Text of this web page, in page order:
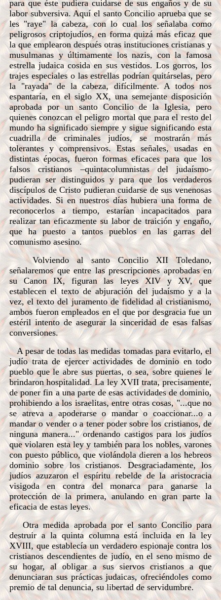
para que éste pudiera cuidarse de sus engaños y de su
labor subversiva. Aquí el santo Concilio aprueba que se
les "raye" la cabeza, con lo cual los señalaba como
peligrosos criptojudíos, en forma quizá más eficaz que
la que emplearon después otras instituciones cristianas y
musulmanas y últimamente los nazis, con la famosa
estrella judaica cosida en sus vestidos. Los gorros, los
trajes especiales o las estrellas podrían quitárselas, pero
la "rayada" de la cabeza, difícilmente. A todos nos
espantaría, en el siglo XX, una semejante disposición
aprobada por un santo Concilio de la Iglesia, pero
quienes conozcan el peligro mortal que para el resto del
mundo ha significado siempre y sigue significando esta
cuadrilla de criminales judíos, se mostrarán más
tolerantes y comprensivos. Estas señales, usadas en
distintas épocas, fueron formas eficaces para que los
falsos cristianos –quintacolumnistas del judaísmo-
pudieran ser distinguidos y para que los verdaderos
discípulos de Cristo pudieran cuidarse de sus venenosas
actividades. Si en nuestros días hubiera una forma de
reconocerlos a tiempo, estarían incapacitados para
realizar tan eficazmente su labor de traición y engaño,
que ha puesto a tantos pueblos en las garras del
comunismo asesino.
Volviendo al santo Concilio XII Toledano,
señalaremos que entre las prescripciones aprobadas en
su Canon IX, figuran las leyes XIV y XV, que
establecen el texto de abjuración del judaísmo y a la
vez, el texto del juramento de fidelidad al cristianismo,
ambos fueron empleados en el que por desgracia fue un
estéril intento de asegurar la sinceridad de esas falsas
conversiones.
A pesar de todas las medidas tomadas para evitarlo, el
judío trata de ejercer actividades de dominio en todo
pueblo que le abre sus puertas, o sea, sobre quienes le
brindaron hospitalidad. La ley XVII trata, precisamente,
de poner fin a una parte de esas actividades de dominio,
prohibiendo a los israelitas, entre otras cosas, "...que no
se atreva a apoderarse o mandar o coaccionar...o a
mandar o vender o a tener poder sobre los cristianos, de
ninguna manera..." ordenando castigos para los judíos
que violaren esta ley y también para los nobles, varones
con puesto público, que violándola dieren a los hebreos
dominio sobre los cristianos. Desgraciadamente, los
judíos azuzaron el espíritu rebelde de la aristocracia
visigoda en contra del monarca para ganarse la
protección de la primera, anulando en gran parte la
eficacia de estas leyes.
Otra medida aprobada por el santo Concilio para
destruir a la quinta columna está incluida en la ley
XVIII, que establecía un verdadero espionaje contra los
cristianos descendientes de judío, en el seno mismo de
su hogar, al obligar a sus siervos cristianos a que
denunciaran sus prácticas judaicas, ofreciéndoles como
premio de tal denuncia, su libertad de servidumbre.